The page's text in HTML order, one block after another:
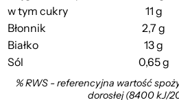
w tym cukry
11 g
Błonnik
2,7 g
Białko
13 g
Sól
0,65 g
% RWS - referencyjna wartość
dorosłej (8400 kJ/